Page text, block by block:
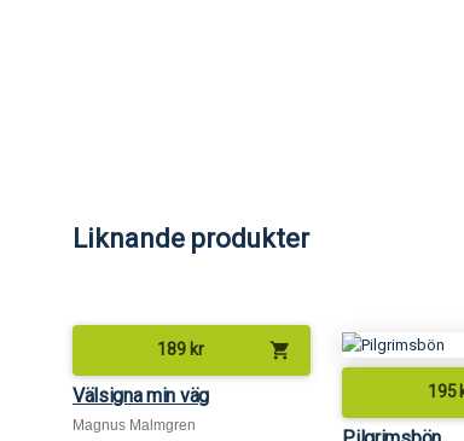
Liknande produkter
189 kr shopping_cart
Välsigna min väg
Magnus Malmgren
195